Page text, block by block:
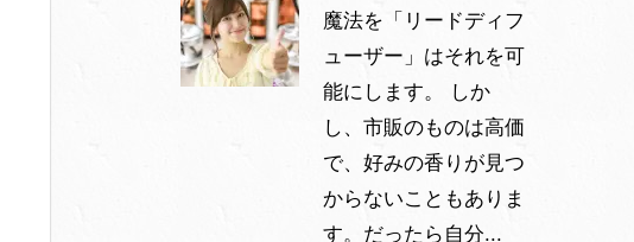
魔法を「リードディフ
ューザー」はそれを可
能にします。 しか
し、市販のものは高価
で、好みの香りが見つ
からないこともありま
す。だったら自分...